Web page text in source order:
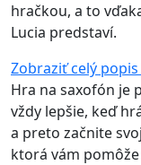
hračkou, a to
Lucia predstaví.
Zobraziť celý
Hra na saxofón je
vždy lepšie, keď
a preto začnite
ktorá vám